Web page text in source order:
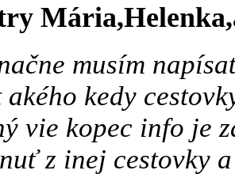
musím
akého kedy
vie kopec info je
z inej cestovky